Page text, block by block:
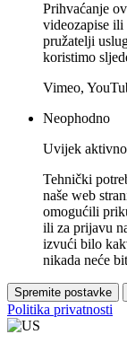
Prihvaćanje
videozapise ili
pružatelji
koristimo
Vimeo,
Neophodno
Uvijek aktivno
Tehnički
naše web
omogućili
ili za prijavu
izvući bilo
nikada neće
Spremite postavke
Politika privatnosti